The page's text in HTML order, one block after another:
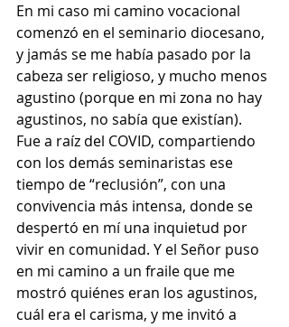
En mi caso mi camino vocacional
comenzó en el seminario diocesano,
y jamás se me había pasado por la
cabeza ser religioso, y mucho menos
agustino (porque en mi zona no hay
agustinos, no sabía que existían).
Fue a raíz del COVID, compartiendo
con los demás seminaristas ese
tiempo de “reclusión”, con una
convivencia más intensa, donde se
despertó en mí una inquietud por
vivir en comunidad. Y el Señor puso
en mi camino a un fraile que me
mostró quiénes eran los agustinos,
cuál era el carisma, y me invitó a